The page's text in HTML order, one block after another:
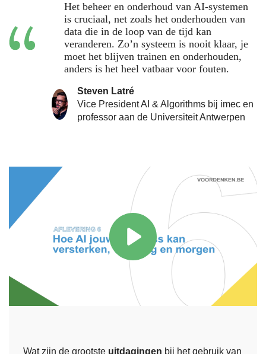
Het beheer en onderhoud van AI-systemen
is cruciaal, net zoals het onderhouden van
data die in de loop van de tijd kan
veranderen. Zo’n systeem is nooit klaar, je
moet het blijven trainen en onderhouden,
anders is het heel vatbaar voor fouten.
Steven Latré
Vice President AI & Algorithms bij imec en
professor aan de Universiteit Antwerpen
Wat zijn de grootste uitdagingen bij het gebruik van